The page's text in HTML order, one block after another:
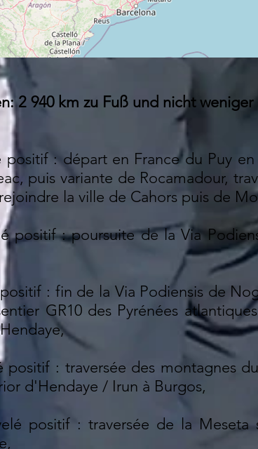
2 940 km zu Fuß und nicht weniger
: départ en France du Puy en
puis variante de Rocamadour,
la ville de Cahors puis de
positif : poursuite de la Via
: fin de la Via Podiensis de
GR10 des Pyrénées
: traversée des montagnes
d'Hendaye / Irun à Burgos,
positif : traversée de la Meseta